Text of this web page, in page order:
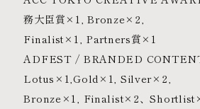
務大臣賞×1, Bronze×2,
Finalist×1, Partners賞×1
ADFEST / BRANDED
Lotus×1,Gold×1, Silver×2,
Bronze×1, Finalist×2、